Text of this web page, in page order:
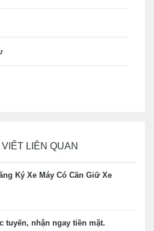
LIÊN QUAN
Ký Xe Máy Có Cần Giữ Xe
tuyến, nhận ngay tiền mặt.